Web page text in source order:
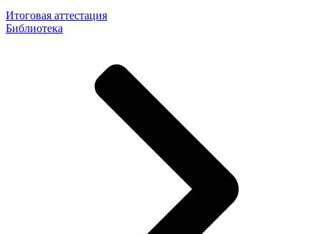
Итоговая аттестация
Библиотека